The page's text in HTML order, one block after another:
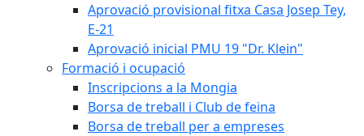
Aprovació provisional fitxa Casa Josep Tey,
E-21
Aprovació inicial PMU 19 "Dr. Klein"
Formació i ocupació
Inscripcions a la Mongia
Borsa de treball i Club de feina
Borsa de treball per a empreses